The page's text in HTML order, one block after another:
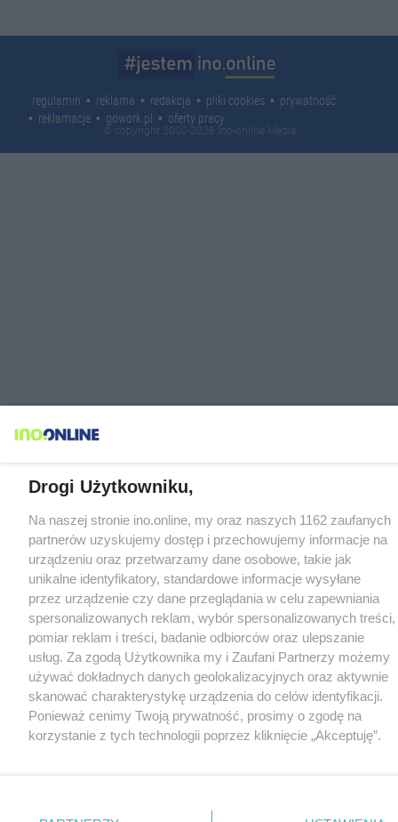
regulamin reklama redakcja pliki cookies
prywatność
reklamacje
gowork.pl oferty pracy
© copyright 2000-2026 Ino-online Media
Drogi Użytkowniku,
Na naszej stronie ino.online, my oraz naszych 1162 zaufanych
partnerów uzyskujemy dostęp i przechowujemy informacje na
urządzeniu oraz przetwarzamy dane osobowe, takie jak
unikalne identyfikatory, standardowe informacje wysyłane
przez urządzenie czy dane przeglądania w celu zapewniania
spersonalizowanych reklam, wybór spersonalizowanych treści,
pomiar reklam i treści, badanie odbiorców oraz ulepszanie
usług. Za zgodą Użytkownika my i Zaufani Partnerzy możemy
używać dokładnych danych geolokalizacyjnych oraz aktywnie
skanować charakterystykę urządzenia do celów identyfikacji.
Ponieważ cenimy Twoją prywatność, prosimy o zgodę na
korzystanie z tych technologii poprzez kliknięcie „Akceptuję”.
nie wymagają zgody użytkownika, ale masz prawo sprzeciwić